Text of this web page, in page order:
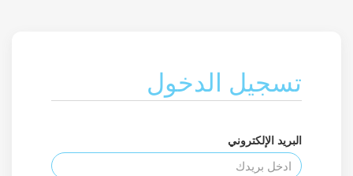
تسجيل الدخول
البريد الإلكتروني